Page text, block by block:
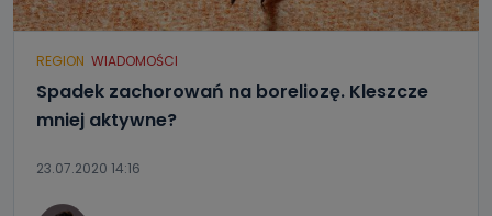
REGION WIADOMOŚCI
Spadek zachorowań na boreliozę. Kleszcze
mniej aktywne?
23.07.2020 14:16